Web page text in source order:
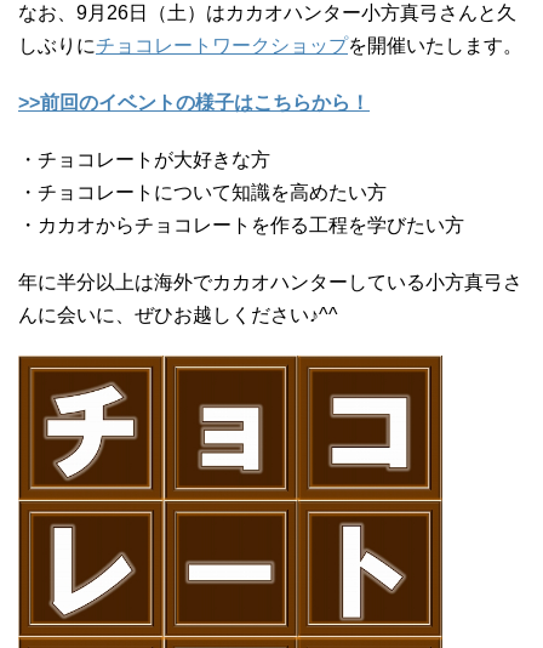
なお、9月26日（土）はカカオハンター小方真弓さんと久
しぶりにチョコレートワークショップを開催いたします。
>>前回のイベントの様子はこちらから！
・チョコレートが大好きな方
・チョコレートについて知識を高めたい方
・カカオからチョコレートを作る工程を学びたい方
年に半分以上は海外でカカオハンターしている小方真弓さ
んに会いに、ぜひお越しください♪^^